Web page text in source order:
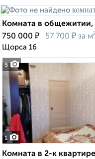
5
Комната в общежитии,
750 000 ₽ 57 700 ₽ за
Щорса 16
1
Комната в 2-к